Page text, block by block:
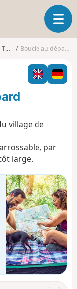
O
u
r
i
r
l
i
o
n
Thoard Boucle au départ de Thoard
village de
par
large.